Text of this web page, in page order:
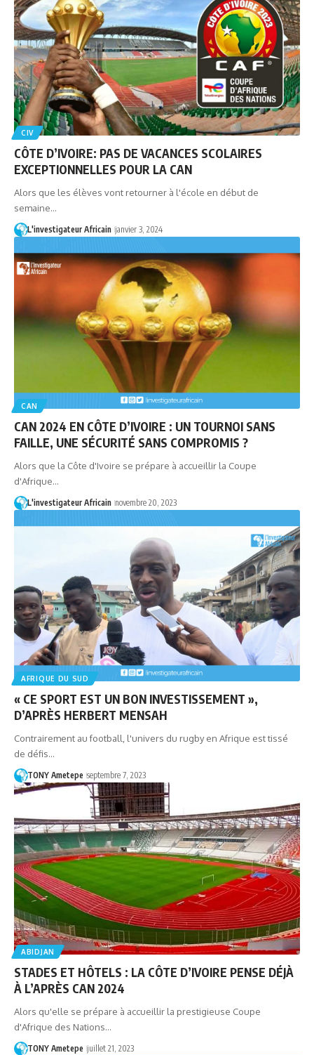
CIV
CÔTE D’IVOIRE: PAS DE VACANCES SCOLAIRES
EXCEPTIONNELLES POUR LA CAN
Alors que les élèves vont retourner à l'école en début de
semaine…
L'investigateur Africain janvier 3, 2024
CAN
CAN 2024 EN CÔTE D’IVOIRE : UN TOURNOI SANS
FAILLE, UNE SÉCURITÉ SANS COMPROMIS ?
Alors que la Côte d'Ivoire se prépare à accueillir la Coupe
d'Afrique…
L'investigateur Africain novembre 20, 2023
AFRIQUE DU SUD
« CE SPORT EST UN BON INVESTISSEMENT »,
D’APRÈS HERBERT MENSAH
Contrairement au football, l'univers du rugby en Afrique est tissé
de défis…
TONY Ametepe septembre 7, 2023
ABIDJAN
STADES ET HÔTELS : LA CÔTE D’IVOIRE PENSE DÉJÀ
À L’APRÈS CAN 2024
Alors qu'elle se prépare à accueillir la prestigieuse Coupe
d'Afrique des Nations…
TONY Ametepe juillet 21, 2023